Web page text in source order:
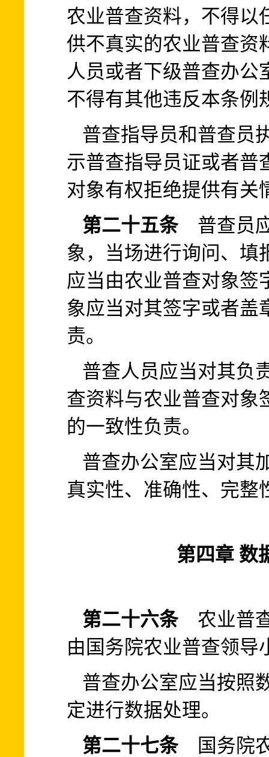
农业普查资料，不得以
供不真实的农业普查资
人员或者下级普查办公
不得有其他违反本条例
普查指导员和普查员
示普查指导员证或者普
对象有权拒绝提供有关
第二十五条普查员应
象，当场进行询问、填
应当由农业普查对象签
象应当对其签字或者盖
责。
普查人员应当对其负
查资料与农业普查对象
的一致性负责。
普查办公室应当对其
真实性、准确性、完整
第四章 数
第二十六条农业普查
由国务院农业普查领导
普查办公室应当按照
定进行数据处理。
第二十七条国务院农